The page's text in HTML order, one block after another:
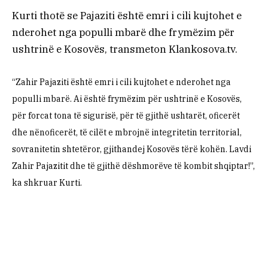
Kurti thotë se Pajaziti është emri i cili kujtohet e
nderohet nga populli mbarë dhe frymëzim për
ushtrinë e Kosovës, transmeton Klankosova.tv.
“Zahir Pajaziti është emri i cili kujtohet e nderohet nga
populli mbarë. Ai është frymëzim për ushtrinë e Kosovës,
për forcat tona të sigurisë, për të gjithë ushtarët, oficerët
dhe nënoficerët, të cilët e mbrojnë integritetin territorial,
sovranitetin shtetëror, gjithandej Kosovës tërë kohën. Lavdi
Zahir Pajazitit dhe të gjithë dëshmorëve të kombit shqiptar!”,
ka shkruar Kurti.